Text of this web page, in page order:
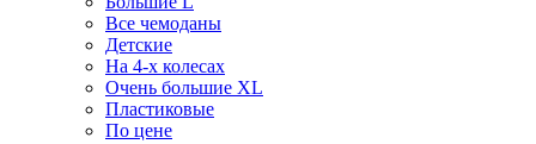
Все чемоданы
Детские
На 4-х колесах
Очень большие XL
Пластиковые
По цене